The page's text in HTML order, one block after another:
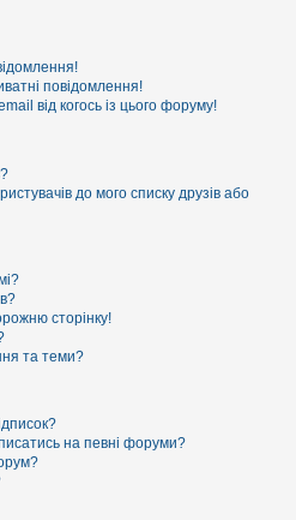
повідомлення!
від когось із цього форуму!
до мого списку друзів або
сторінку!
та теми?
на певні форуми?